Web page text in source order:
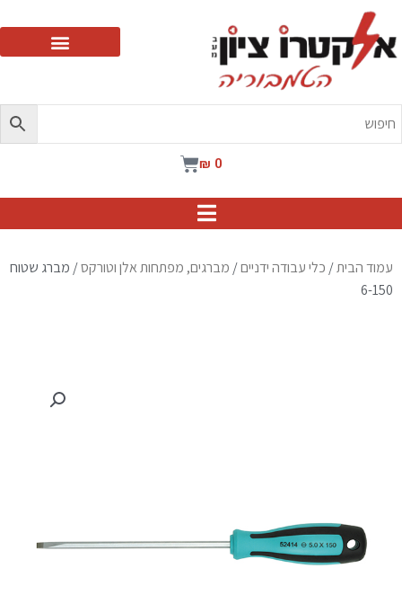
₪ 0
עגלת
עמוד הבית/ כלי עבודה ידניים/ מברגים, מפתחות אלן וטורקס/ מברג שטוח
6-150